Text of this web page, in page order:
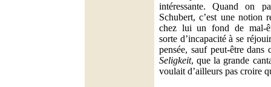
intéressante. Quand on
Schubert, c’est une notion
chez lui un fond de mal-
sorte d’incapacité à se
pensée, sauf peut-être dans
Seligkeit, que la grande
voulait d’ailleurs pas croire